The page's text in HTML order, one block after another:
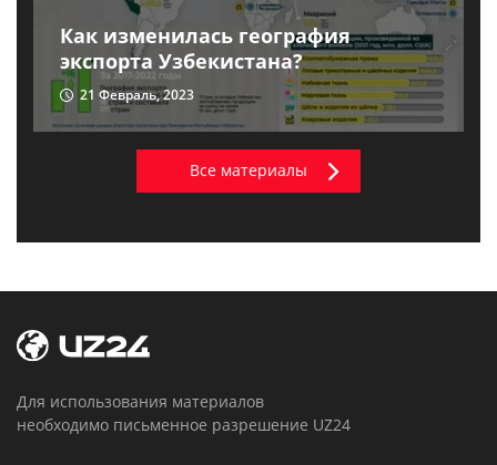
Как изменилась география
экспорта Узбекистана?
21 Февраль, 2023
Все материалы
Для использования материалов
необходимо письменное разрешение UZ24